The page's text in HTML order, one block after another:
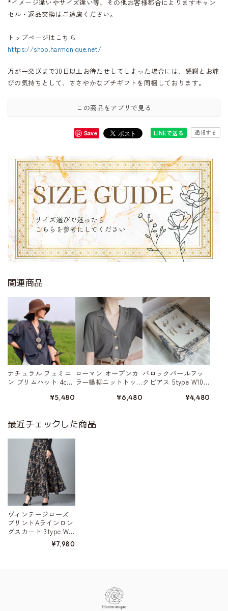
*イメージ違いやサイズ違い等、その他お客様都合によりますキャン
セル・返品交換はご遠慮ください。
トップページはこちら
https://shop.harmonique.net/
万が一発送まで30日以上お待たせしてしまった場合には、感謝とお詫
びの気持ちとして、ささやかなプチギフトを同梱しております。
この商品をアプリで見る
Save LINEで送る 通報する
関連商品
ナチュラル フェミニ
ン ブリムハット 4col
¥5,480
ローマン オープンカ
ラー楊柳ニットトッ
¥6,480
バロックパールフッ
クピアス 5type W1032
¥4,480
最近チェックした商品
ヴィンテージローズ
プリントAラインロン
グスカート 3type W0
¥7,980